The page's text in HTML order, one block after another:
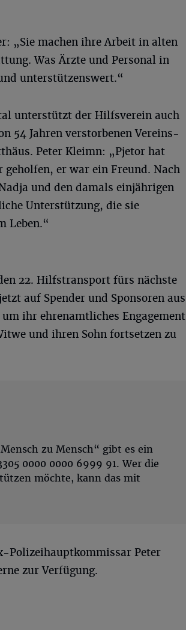
„Sie machen ihre Arbeit in alten
Was Ärzte und Personal in
unterstützenswert.“
unterstützt der Hilfsverein auch
54 Jahren verstorbenen Vereins-
Peter Kleimn: „Pjetor hat
geholfen, er war ein Freund. Nach
und den damals einjährigen
Unterstützung, die sie
Leben.“
22. Hilfstransport fürs nächste
auf Spender und Sponsoren aus
ihr ehrenamtliches Engagement
und ihren Sohn fortsetzen zu
zu Mensch“ gibt es ein
0000 0000 6999 91. Wer die
möchte, kann das mit
Polizeihauptkommissar Peter
zur Verfügung.